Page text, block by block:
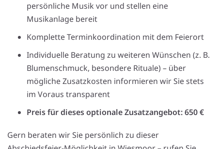
persönliche Musik vor und stellen eine
Musikanlage bereit
Komplette Terminkoordination mit dem Feierort
Individuelle Beratung zu weiteren Wünschen (z. B.
Blumenschmuck, besondere Rituale) – über
mögliche Zusatzkosten informieren wir Sie stets
im Voraus transparent
Preis für dieses optionale Zusatzangebot: 650 €
Gern beraten wir Sie persönlich zu dieser